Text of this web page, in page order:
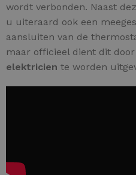
wordt verbonden. Naast
u uiteraard ook een
aansluiten van de
maar officieel dient dit door
elektricien te worden